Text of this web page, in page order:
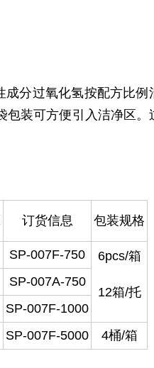
成分过氧化氢按配方比
装可方便引入洁净区
订货信息 包装规格
SP-007F-750 6pcs/箱
12箱/托
SP-007A-750
SP-007F-1000
SP-007F-5000 4桶/箱